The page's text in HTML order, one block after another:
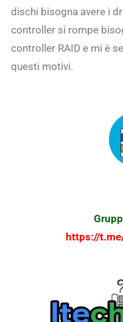
dischi bisogna avere i
controller si rompe
controller RAID e mi è
questi motivi.
https://